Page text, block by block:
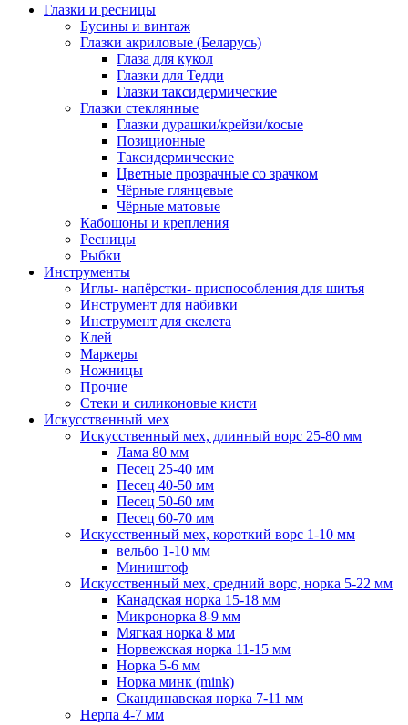
Глазки и ресницы
Бусины и винтаж
Глазки акриловые (Беларусь)
Глаза для кукол
Глазки для Тедди
Глазки таксидермические
Глазки стеклянные
Глазки дурашки/крейзи/косые
Позиционные
Таксидермические
Цветные прозрачные со зрачком
Чёрные глянцевые
Чёрные матовые
Кабошоны и крепления
Ресницы
Рыбки
Инструменты
Иглы- напёрстки- приспособления для шитья
Инструмент для набивки
Инструмент для скелета
Клей
Маркеры
Ножницы
Прочие
Стеки и силиконовые кисти
Искусственный мех
Искусственный мех, длинный ворс 25-80 мм
Лама 80 мм
Песец 25-40 мм
Песец 40-50 мм
Песец 50-60 мм
Песец 60-70 мм
Искусственный мех, короткий ворс 1-10 мм
вельбо 1-10 мм
Миништоф
Искусственный мех, средний ворс, норка 5-22 мм
Канадская норка 15-18 мм
Микронорка 8-9 мм
Мягкая норка 8 мм
Норвежская норка 11-15 мм
Норка 5-6 мм
Норка минк (mink)
Скандинавская норка 7-11 мм
Нерпа 4-7 мм